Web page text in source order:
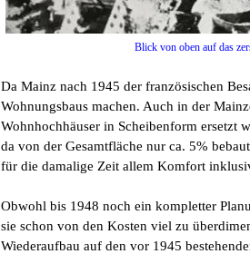
Blick von oben auf das
Da Mainz nach 1945 der französischen
Wohnungsbaus machen. Auch in der
Wohnhochhäuser in Scheibenform ersetzt
da von der Gesamtfläche nur ca. 5%
für die damalige Zeit allem Komfort
Obwohl bis 1948 noch ein kompletter
sie schon von den Kosten viel zu
Wiederaufbau auf den vor 1945